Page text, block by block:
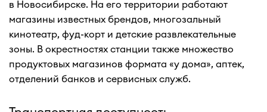
в Новосибирске. На его территории работают
магазины известных брендов, многозальный
кинотеатр, фуд-корт и детские развлекательные
зоны. В окрестностях станции также множество
продуктовых магазинов формата «у дома», аптек,
отделений банков и сервисных служб.